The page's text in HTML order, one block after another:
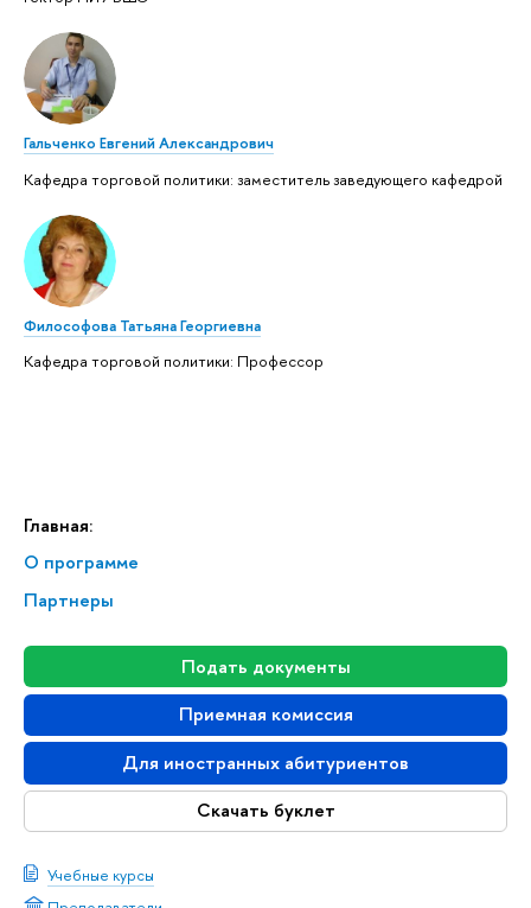
Главная:
О программе
Партнеры
Подать документы
Приемная комиссия
Для иностранных абитуриентов
Скачать буклет
Учебные курсы
Гальченко Евгений Александрович
Кафедра торговой политики: заместитель заведующего кафедрой
Философова Татьяна Георгиевна
Кафедра торговой политики: Профессор